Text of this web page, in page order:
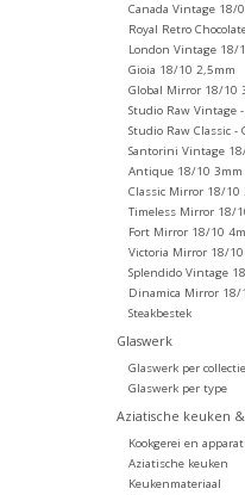
Canada Vintage 18/
Royal Retro
London Vintage 18/
Gioia 18/10 2,5mm
Global Mirror 18/10
Studio Raw Vintage
Studio Raw Classic -
Santorini Vintage
Antique 18/10 3mm
Classic Mirror 18/10
Timeless Mirror 18/
Fort Mirror 18/10
Victoria Mirror 18/
Splendido Vintage
Dinamica Mirror 18/
Steakbestek
Glaswerk
Glaswerk per collectie
Glaswerk per type
Aziatische keuken
Kookgerei en
Aziatische keuken
Keukenmateriaal